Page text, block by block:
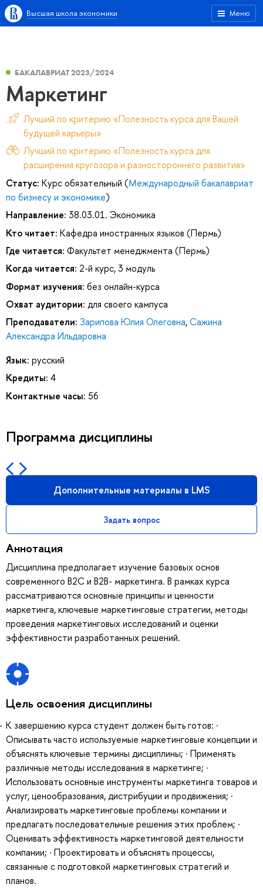
Меню
Высшая школа экономики
БАКАЛАВРИАТ 2023/2024
Маркетинг
Лучший по критерию «Полезность курса для Вашей
будущей карьеры»
Лучший по критерию «Полезность курса для
расширения кругозора и разностороннего развития»
Статус: Курс обязательный (Международный бакалавриат
по бизнесу и экономике)
Направление: 38.03.01. Экономика
Кто читает: Кафедра иностранных языков (Пермь)
Где читается: Факультет менеджмента (Пермь)
Когда читается: 2-й курс, 3 модуль
Формат изучения: без онлайн-курса
Охват аудитории: для своего кампуса
Преподаватели: Зарипова Юлия Олеговна,Сажина
Александра Ильдаровна
Язык: русский
Кредиты: 4
Контактные часы: 56
Программа дисциплины
Дополнительные материалы в LMS
Задать вопрос
Аннотация
Дисциплина предполагает изучение базовых основ
современного B2C и B2B- маркетинга. В рамках курса
рассматриваются основные принципы и ценности
маркетинга, ключевые маркетинговые стратегии, методы
проведения маркетинговых исследований и оценки
эффективности разработанных решений.
Цель освоения дисциплины
К завершению курса студент должен быть готов: ·
Описывать часто используемые маркетинговые концепции и
объяснять ключевые термины дисциплины; · Применять
различные методы исследования в маркетинге; ·
Использовать основные инструменты маркетинга товаров и
услуг, ценообразования, дистрибуции и продвижения; ·
Анализировать маркетинговые проблемы компании и
предлагать последовательные решения этих проблем; ·
Оценивать эффективность маркетинговой деятельности
компании; · Проектировать и объяснять процессы,
связанные с подготовкой маркетинговых стратегий и
планов.